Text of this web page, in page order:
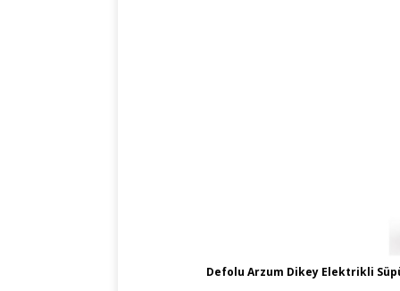
Defolu Arzum Dikey Elektrikli